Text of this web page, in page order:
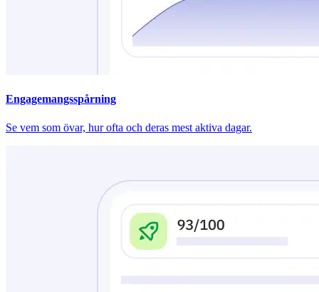
Engagemangsspårning
Se vem som övar, hur ofta och deras mest aktiva dagar.